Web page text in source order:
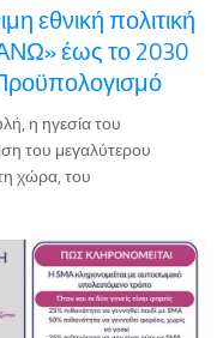
εθνική πολιτική
έως το 2030
η ηγεσία του
του μεγαλύτερου
χώρα, του